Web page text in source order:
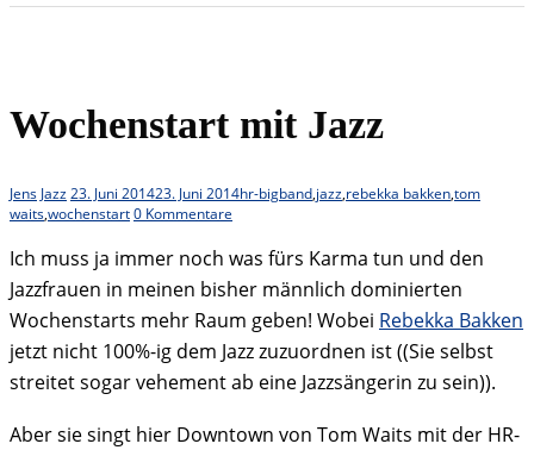
Wochenstart mit Jazz
JensJazz23. Juni 201423. Juni 2014hr-bigband,jazz,rebekka bakken,tom
waits,wochenstart0 Kommentare
Ich muss ja immer noch was fürs Karma tun und den
Jazzfrauen in meinen bisher männlich dominierten
Wochenstarts mehr Raum geben! Wobei Rebekka Bakken
jetzt nicht 100%-ig dem Jazz zuzuordnen ist ((Sie selbst
streitet sogar vehement ab eine Jazzsängerin zu sein)).
Aber sie singt hier Downtown von Tom Waits mit der HR-